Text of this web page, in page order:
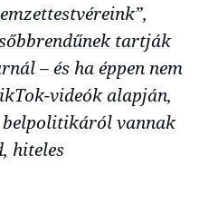
tartják
– és ha éppen nem
videók alapján,
vannak
hiteles